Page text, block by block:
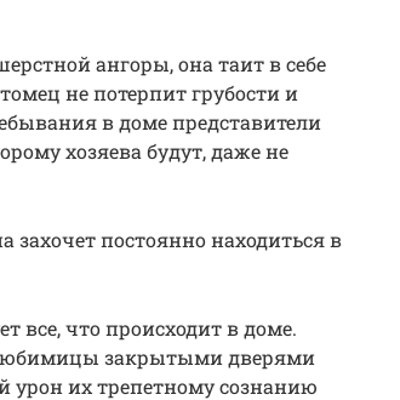
ангоры, она таит в себе
не потерпит грубости и
в доме представители
хозяева будут, даже не
захочет постоянно находиться в
все, что происходит в доме.
закрытыми дверями
их трепетному сознанию